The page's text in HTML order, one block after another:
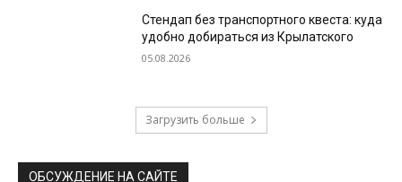
Стендап без транспортного квеста: куда
удобно добираться из Крылатского
05.08.2026
Загрузить больше
ОБСУЖДЕНИЕ НА САЙТЕ